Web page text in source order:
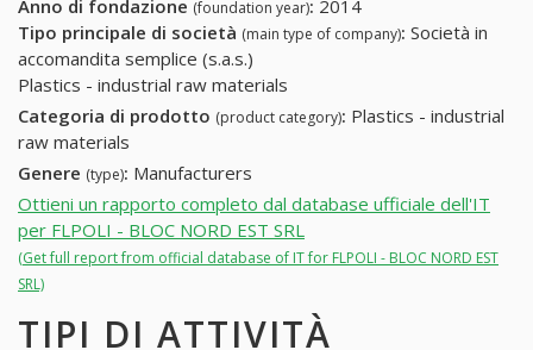
Anno di fondazione (foundation year): 2014
Tipo principale di società (main type of company): Società in
accomandita semplice (s.a.s.)
Plastics - industrial raw materials
Categoria di prodotto (product category): Plastics - industrial
raw materials
Genere (type): Manufacturers
Ottieni un rapporto completo dal database ufficiale dell'IT
per FLPOLI - BLOC NORD EST SRL
(Get full report from official database of IT for FLPOLI - BLOC NORD EST
SRL)
TIPI DI ATTIVITÀ